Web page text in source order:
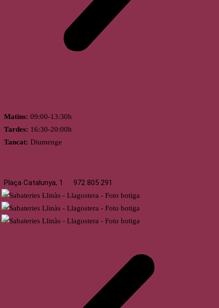
Matins: 09:00-13:30h
Tardes: 16:30-20:00h
Tancat: Diumenge
Plaça Catalunya, 1 972 805 291